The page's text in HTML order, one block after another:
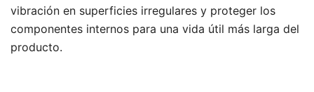
vibración en superficies irregulares y proteger los
componentes internos para una vida útil más larga del
producto.